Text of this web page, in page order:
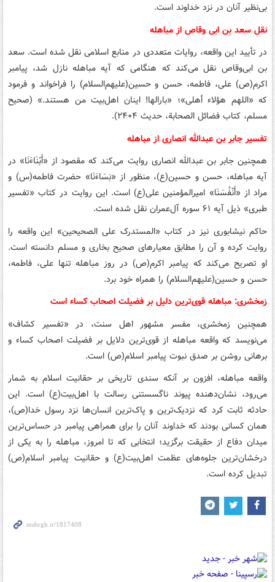
بی‌نظیر آنان در نزد خداوند است.
نقل سعد بن ابی وقاص از مباهله
در تأیید این واقعه، روایات متعددی در منابع اسلامی نقل شده است. سعد
بن ابی‌وقاص نقل می‌کند که هنگامی که آیه مباهله نازل شد، پیامبر
اکرم(ص) علی، فاطمه، حسن و حسین(علیهم‌السلام) را فراخواند و فرمود
که «اللهم هؤلاء أهلی»؛ «بارالها! اینان اهل‌بیت من هستند.» (صحیح
مسلم، کتاب فضائل الصحابة، حدیث ۲۴۰۴).
تفسیر جابر بن عبدالله انصاری از مباهله
همچنین جابر بن عبدالله انصاری روایت می‌کند که مقصود از «أَبْنَاءَنَا» در
آیه مباهله، حسن و حسین(ع)، منظور از «نِسَاءَنَا» حضرت فاطمه(س) و
مراد از «أَنْفُسَنَا» امیرالمؤمنین علی(ع) است. این روایت در کتاب «تفسیر
طبری» ذیل آیه ۶۱ سوره آل‌عمران نقل شده است.
حاکم نیشابوری نیز در کتاب «المستدرک علی الصحیحین» این واقعه را
روایت کرده و آن را مطابق معیارهای صحیح بخاری و مسلم دانسته است.
او تصریح می‌کند که پیامبر اکرم(ص) در روز مباهله تنها علی، فاطمه،
حسن و حسین(علیهم‌السلام) را همراه خود برد.
زمخشری: مباهله قوی‌ترین دلیل بر فضیلت اصحاب کساء است
همچنین زمخشری، مفسر مشهور اهل سنت، در «تفسیر کشاف»
می‌نویسد که واقعه مباهله از قوی‌ترین دلایل بر فضیلت اصحاب کساء و
برهانی روشن بر صدق نبوت پیامبر اسلام(ص) است.
واقعه مباهله، افزون بر آنکه سندی تاریخی بر حقانیت اسلام به شمار
می‌رود، نشان‌دهنده پیوند ناگسستنی رسالت با اهل‌بیت(ع) است. این
حادثه ثابت کرد که نزدیک‌ترین و پاک‌ترین انسان‌ها نزد رسول خدا(ص)،
همان کسانی بودند که خداوند آنان را برای همراهی پیامبر در حساس‌ترین
میدان دفاع از حقیقت برگزید؛ انتخابی که تا امروز، مباهله را به یکی از
درخشان‌ترین جلوه‌های عظمت اهل‌بیت(ع) و حقانیت پیامبر اسلام(ص)
تبدیل کرده است.